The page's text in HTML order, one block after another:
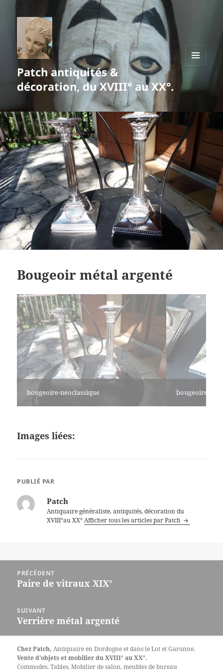
Patch antiquités &
décoration, du XVIII° au XX°.
ET
WIDGETS
Bougeoir métal argenté
bougeoire-neoclassique bougeoire-
Images liées:
PUBLIÉ PAR
Patch
Antiquaire généraliste, antiquités, décoration du
XVIII°au XX°Afficher tous les articles par Patch
l’article
PRÉCÉDENT
Article
Paire de vitraux XIX°
SUIVANT
Article
Verrière métal argenté
Chez Patch, Antiquaire en Dordogne et dans le Lot et Garonne.
Vente d'objets et mobilier du XVIII° au XX°.
Commodes, Tables, Mobilier de salon, meubles de bureau